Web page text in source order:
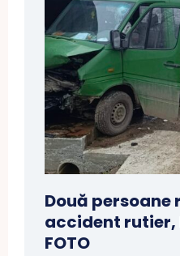
Două
accident rutier,
FOTO